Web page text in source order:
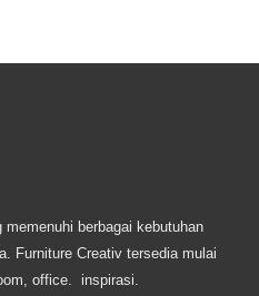
berbagai kebutuhan
Furniture Creativ tersedia mulai
office. inspirasi.